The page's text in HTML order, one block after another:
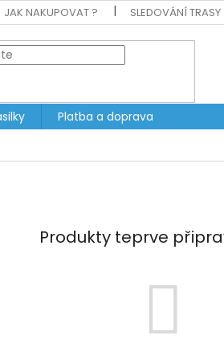
JAK NAKUPOVAT ? SLEDOVÁNÍ TRASY
Platba a doprava
Produkty teprve